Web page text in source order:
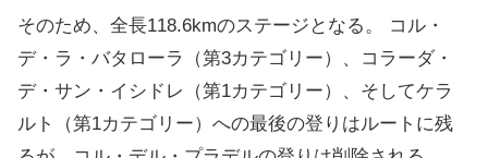
そのため、全長118.6kmのステージとなる。 コル・
デ・ラ・バタローラ（第3カテゴリー）、コラーダ・
デ・サン・イシドレ（第1カテゴリー）、そしてケラ
ルト（第1カテゴリー）への最後の登りはルートに残